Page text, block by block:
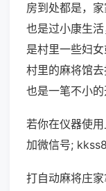
房到处都是，
也是过小康生
是村里一些妇
村里的麻将馆
也是一笔不小的
若你在仪器使
加微信号;
打自动麻将庄